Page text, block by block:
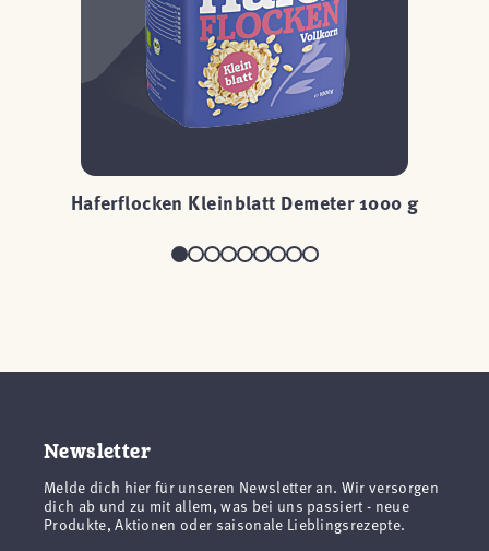
Haferflocken Kleinblatt Demeter 1000 g
Newsletter
Melde dich hier für unseren Newsletter an. Wir versorgen
dich ab und zu mit allem, was bei uns passiert - neue
Produkte, Aktionen oder saisonale Lieblingsrezepte.